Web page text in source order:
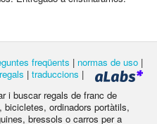
freqüents | normas de uso |
| traduccions |
i buscar regals de franc de
ordinadors portàtils,
bressols o carros per a